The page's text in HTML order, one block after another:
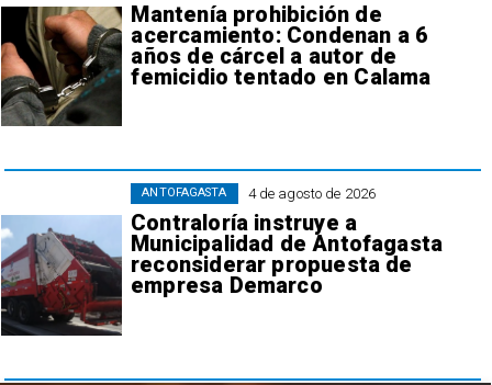
Mantenía prohibición de
acercamiento: Condenan a 6
años de cárcel a autor de
femicidio tentado en Calama
4 de agosto de 2026
Contraloría instruye a
Municipalidad de Antofagasta
reconsiderar propuesta de
empresa Demarco
ANTOFAGASTA